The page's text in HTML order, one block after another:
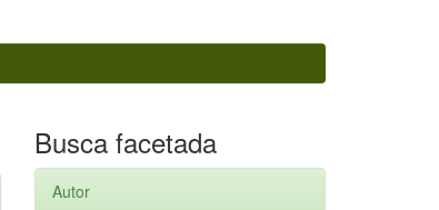
Busca facetada
Autor